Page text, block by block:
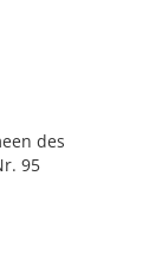
des
95